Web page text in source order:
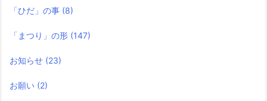
「ひだ」の事 (8)
「まつり」の形 (147)
お知らせ (23)
お願い (2)